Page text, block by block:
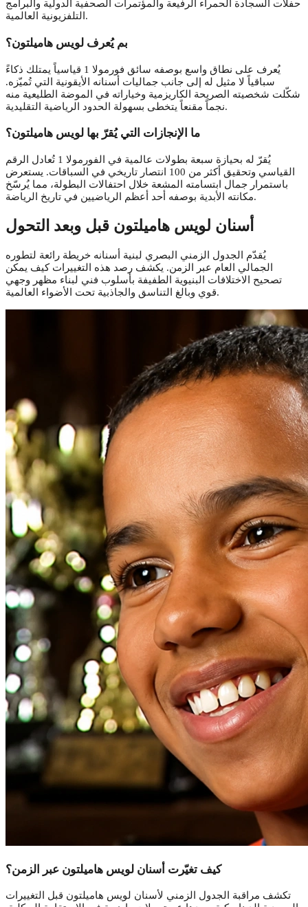
حفلات السجادة الحمراء الرفيعة والمؤتمرات الصحفية الدولية والبرامج
التلفزيونية العالمية.
بم يُعرف لويس هاميلتون؟
يُعرف على نطاق واسع بوصفه سائق فورمولا 1 قياسياً يمتلك ذكاءً
سباقياً لا مثيل له إلى جانب جماليات أسنانه الأيقونية التي تُميّزه.
شكّلت شخصيته الصريحة الكاريزمية وخياراته في الموضة الطليعية منه
نجماً مقنعاً يتخطى بسهولة الحدود الرياضية التقليدية.
ما الإنجازات التي يُقرّ بها لويس هاميلتون؟
يُقرّ له بحيازة سبعة بطولات عالمية في الفورمولا 1 تُعادل الرقم
القياسي وتحقيق أكثر من 100 انتصار تاريخي في السباقات. يستعرض
باستمرار جمال ابتسامته المشعة خلال احتفالات البطولة، مما يُرسّخ
مكانته الأبدية بوصفه أحد أعظم الرياضيين في تاريخ الرياضة.
أسنان لويس هاميلتون قبل وبعد التحول
يُقدّم الجدول الزمني البصري لبنية أسنانه خريطة رائعة لتطوره
الجمالي العام عبر الزمن. يكشف رصد هذه التغييرات كيف يمكن
تصحيح الاختلافات البنيوية الطفيفة بأسلوب فني لبناء مظهر وجهي
قوي وبالغ التناسق والجاذبية تحت الأضواء العالمية.
كيف تغيّرت أسنان لويس هاميلتون عبر الزمن؟
تكشف مراقبة الجدول الزمني لأسنان لويس هاميلتون قبل التغييرات